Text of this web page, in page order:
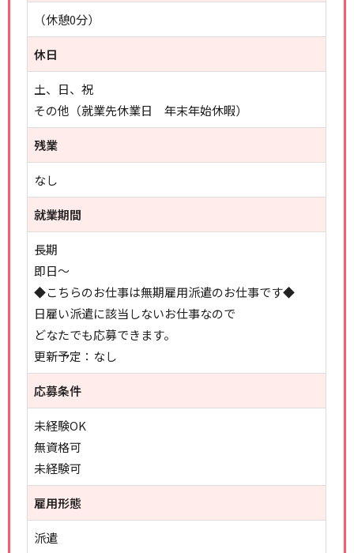
（休憩0分）
休日
土、日、祝
その他（就業先休業日 年末年始休暇）
残業
なし
就業期間
長期
即日～
◆こちらのお仕事は無期雇用派遣のお仕事です◆
日雇い派遣に該当しないお仕事なので
どなたでも応募できます。
更新予定：なし
応募条件
未経験OK
無資格可
未経験可
雇用形態
派遣